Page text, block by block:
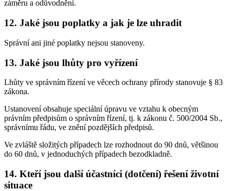
záměru a odůvodnění.
12. Jaké jsou poplatky a jak je lze uhradit
Správní ani jiné poplatky nejsou stanoveny.
13. Jaké jsou lhůty pro vyřízení
Lhůty ve správním řízení ve věcech ochrany přírody stanovuje § 83
zákona.
Ustanovení obsahuje speciální úpravu ve vztahu k obecným
právním předpisům o správním řízení, tj. k zákonu č. 500/2004 Sb.,
správnímu řádu, ve znění pozdějších předpisů.
Ve zvláště složitých případech lze rozhodnout do 90 dnů, většinou
do 60 dnů, v jednoduchých případech bezodkladně.
14. Kteří jsou další účastníci (dotčení) řešení životní
situace